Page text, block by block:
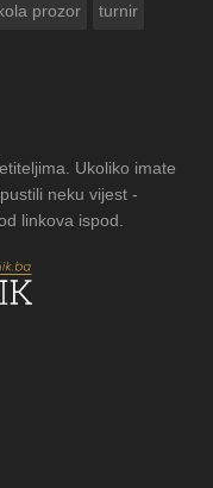
prozor turnir
Ukoliko imate
neku vijest -
linkova ispod.